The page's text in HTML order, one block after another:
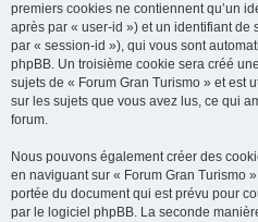
premiers cookies ne contiennent qu’un
après par « user-id ») et un identifiant de
par « session-id »), qui vous sont
phpBB. Un troisième cookie sera créé
sujets de « Forum Gran Turismo » et est
sur les sujets que vous avez lus, ce qui
forum.
Nous pouvons également créer des
en naviguant sur « Forum Gran Turismo
portée du document qui est prévu pour
par le logiciel phpBB. La seconde